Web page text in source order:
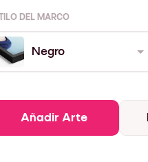
DEL MARCO
Negro
Añadir Arte